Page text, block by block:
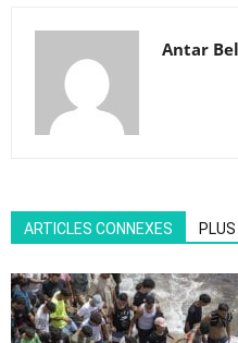
Antar
ARTICLES CONNEXES